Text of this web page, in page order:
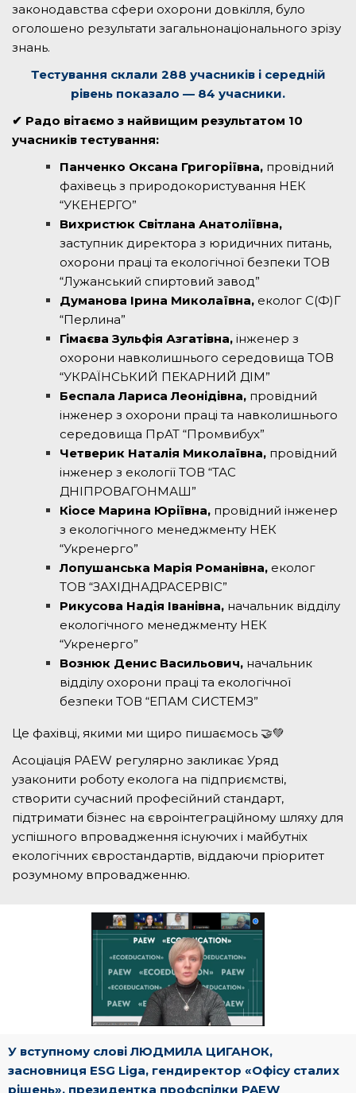
законодавства сфери охорони довкілля, було
оголошено результати загальнонаціонального зрізу
знань.
Тестування склали 288 учасників і середній
рівень показало — 84 учасники.
✔ Радо вітаємо з найвищим результатом 10
учасників тестування:
Панченко Оксана Григоріївна, провідний
фахівець з природокористування НЕК
“УКЕНЕРГО”
Вихристюк Світлана Анатоліївна,
заступник директора з юридичних питань,
охорони праці та екологічної безпеки ТОВ
“Лужанський спиртовий завод”
Думанова Ірина Миколаївна, еколог С(Ф)Г
“Перлина”
Гімаєва Зульфія Азгатівна, інженер з
охорони навколишнього середовища ТОВ
“УКРАЇНСЬКИЙ ПЕКАРНИЙ ДІМ”
Беспала Лариса Леонідівна, провідний
інженер з охорони праці та навколишнього
середовища ПрАТ “Промвибух”
Четверик Наталія Миколаївна, провідний
інженер з екології ТОВ “ТАС
ДНІПРОВАГОНМАШ”
Кіосе Марина Юріївна, провідний інженер
з екологічного менеджменту НЕК
“Укренерго”
Лопушанська Марія Романівна, еколог
ТОВ “ЗАХІДНАДРАСЕРВІС”
Рикусова Надія Іванівна, начальник відділу
екологічного менеджменту НЕК
“Укренерго”
Вознюк Денис Васильович, начальник
відділу охорони праці та екологічної
безпеки ТОВ “ЕПАМ СИСТЕМЗ”
Це фахівці, якими ми щиро пишаємось 🤝💚
Асоціація PAEW регулярно закликає Уряд
узаконити роботу еколога на підприємстві,
створити сучасний професійний стандарт,
підтримати бізнес на євроінтеграційному шляху для
успішного впровадження існуючих і майбутніх
екологічних євростандартів, віддаючи пріоритет
розумному впровадженню.
У вступному слові ЛЮДМИЛА ЦИГАНОК,
засновниця ESG Liga, гендиректор «Офісу сталих
рішень», президентка профспілки PAEW